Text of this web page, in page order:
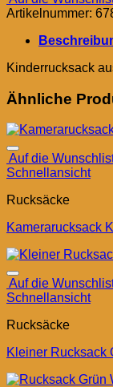
Artikelnummer:
Kinderrucksack
Ähnliche
Auf die
Schnellansicht
Rucksäcke
Kamerarucksack
Auf die
Schnellansicht
Rucksäcke
Kleiner Rucksack